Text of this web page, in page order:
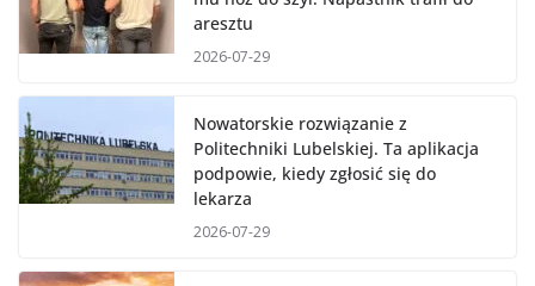
aresztu
2026-07-29
Nowatorskie rozwiązanie z
Politechniki Lubelskiej. Ta aplikacja
podpowie, kiedy zgłosić się do
lekarza
2026-07-29